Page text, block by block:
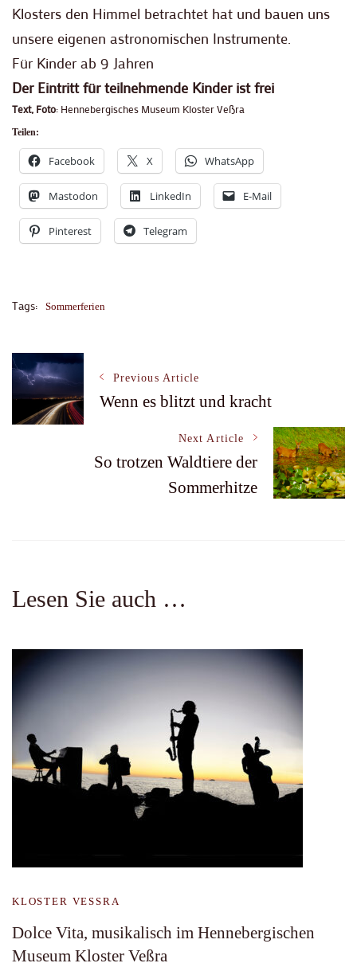
Klosters den Himmel betrachtet hat und bauen uns
unsere eigenen astronomischen Instrumente.
Für Kinder ab 9 Jahren
Der Eintritt für teilnehmende Kinder ist frei
Text, Foto: Hennebergisches Museum Kloster Veßra
Teilen:
Facebook X WhatsApp
Mastodon LinkedIn E-Mail
Pinterest Telegram
Tags: Sommerferien
Post
Navigation
Previous Article
Wenn es blitzt und kracht
Next Article
So trotzen Waldtiere der
Sommerhitze
Lesen Sie auch …
KLOSTER VESSRA
Dolce Vita, musikalisch im Hennebergischen
Museum Kloster Veßra